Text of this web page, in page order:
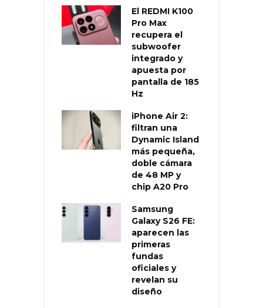
El REDMI K100
Pro Max
recupera el
subwoofer
integrado y
apuesta por
pantalla de 185
Hz
iPhone Air 2:
filtran una
Dynamic Island
más pequeña,
doble cámara
de 48 MP y
chip A20 Pro
Samsung
Galaxy S26 FE:
aparecen las
primeras
fundas
oficiales y
revelan su
diseño